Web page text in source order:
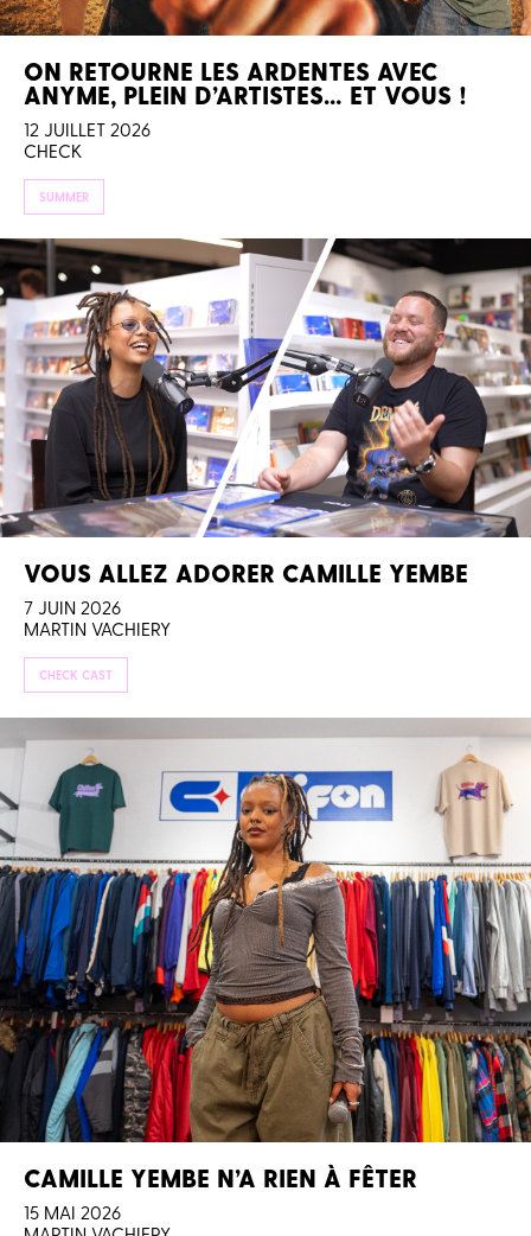
ON RETOURNE LES ARDENTES AVEC
ANYME, PLEIN D’ARTISTES… ET VOUS !
12 JUILLET 2026
CHECK
SUMMER
VOUS ALLEZ ADORER CAMILLE YEMBE
7 JUIN 2026
MARTIN VACHIERY
CHECK CAST
CAMILLE YEMBE N’A RIEN À FÊTER
15 MAI 2026